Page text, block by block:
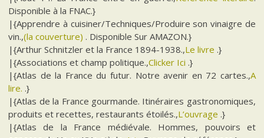
Disponible à la FNAC.}
|{Apprendre à cuisiner/Techniques/Produire son vinaigre de
vin.,(la couverture) . Disponible Sur AMAZON.}
|{Arthur Schnitzler et la France 1894-1938.,Le livre .}
|{Associations et champ politique.,Clicker Ici .}
|{Atlas de la France du futur. Notre avenir en 72 cartes.,A
lire. .}
|{Atlas de la France gourmande. Itinéraires gastronomiques,
produits et recettes, restaurants étoilés.,L’ouvrage .}
|{Atlas de la France médiévale. Hommes, pouvoirs et